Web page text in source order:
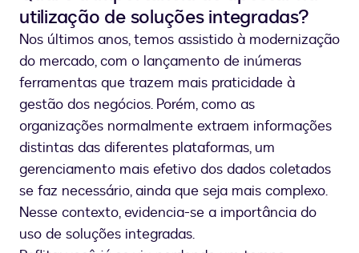
utilização de soluções integradas?
Nos últimos anos, temos assistido à modernização
do mercado, com o lançamento de inúmeras
ferramentas que trazem mais praticidade à
gestão dos negócios. Porém, como as
organizações normalmente extraem informações
distintas das diferentes plataformas, um
gerenciamento mais efetivo dos dados coletados
se faz necessário, ainda que seja mais complexo.
Nesse contexto, evidencia-se a importância do
uso de soluções integradas.